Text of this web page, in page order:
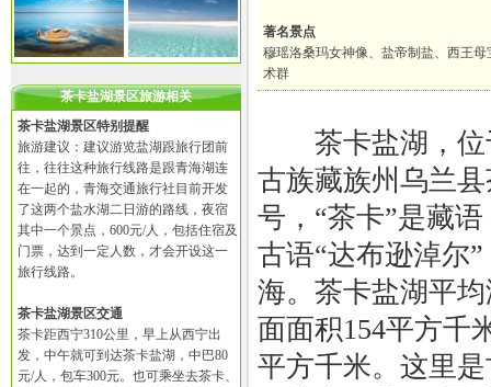
茶卡盐湖景区旅游相关
茶卡盐湖景区特别提醒
旅游建议：建议游览盐湖跟旅行团前
往，往往这种旅行线路是跟青海湖连
在一起的，青海交通旅行社目前开发
了这两个盐水湖二日游的路线，夜宿
其中一个景点，600元/人，包括住宿及
门票，达到一定人数，才会开设这一
旅行线路。
茶卡盐湖景区交通
茶卡距西宁310公里，早上从西宁出
发，中午就可到达茶卡盐湖，中巴80
元/人，包车300元。也可乘坐去茶卡、
著名景点
穆瑶洛桑玛女神像、盐帝制盐、西王
术群
茶卡盐湖，位
古族藏族州乌兰
号，“茶卡”是藏
古语“达布逊淖尔
海。茶卡盐湖平
面面积154平方千
平方千米。这里